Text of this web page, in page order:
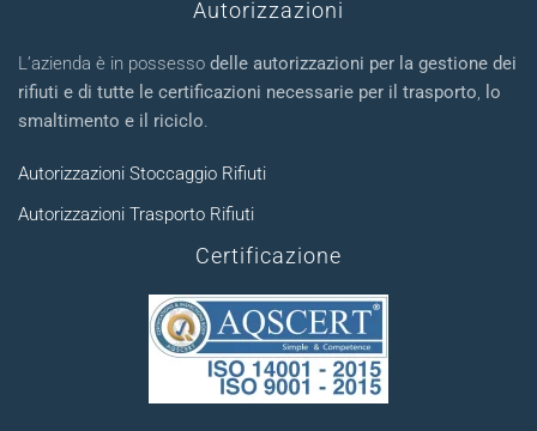
Autorizzazioni
L’azienda è in possesso delle autorizzazioni per la gestione dei
rifiuti e di tutte le certificazioni necessarie per il trasporto
lo
smaltimento e il riciclo
Autorizzazioni Stoccaggio Rifiuti
Autorizzazioni Trasporto Rifiuti
Certificazione